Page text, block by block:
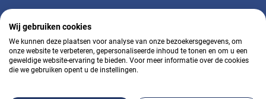
Algemene voorwaarden
Privacy
Wij gebruiken cookies
We kunnen deze plaatsen voor analyse van onze bezoekersgegevens, om
onze website te verbeteren, gepersonaliseerde inhoud te tonen en om u een
geweldige website-ervaring te bieden. Voor meer informatie over de cookies
die we gebruiken opent u de instellingen.